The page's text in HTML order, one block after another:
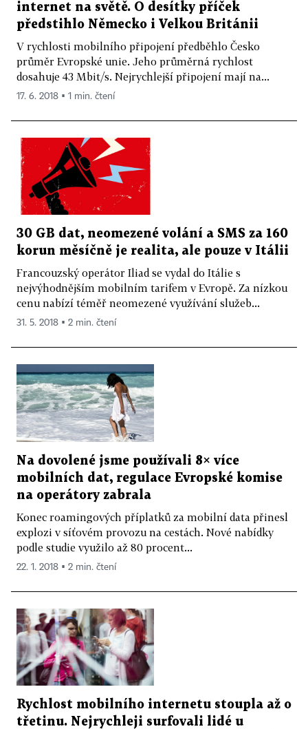
internet na světě. O desítky příček
předstihlo Německo i Velkou Británii
V rychlosti mobilního připojení předběhlo Česko
průměr Evropské unie. Jeho průměrná rychlost
dosahuje 43 Mbit/s. Nejrychlejší připojení mají na...
17. 6. 2018 ▪ 1 min. čtení
30 GB dat, neomezené volání a SMS za 160
korun měsíčně je realita, ale pouze v Itálii
Francouzský operátor Iliad se vydal do Itálie s
nejvýhodnějším mobilním tarifem v Evropě. Za nízkou
cenu nabízí téměř neomezené využívání služeb...
31. 5. 2018 ▪ 2 min. čtení
Na dovolené jsme používali 8× více
mobilních dat, regulace Evropské komise
na operátory zabrala
Konec roamingových příplatků za mobilní data přinesl
explozi v síťovém provozu na cestách. Nové nabídky
podle studie využilo až 80 procent...
22. 1. 2018 ▪ 2 min. čtení
Rychlost mobilního internetu stoupla až o
třetinu. Nejrychleji surfovali lidé u